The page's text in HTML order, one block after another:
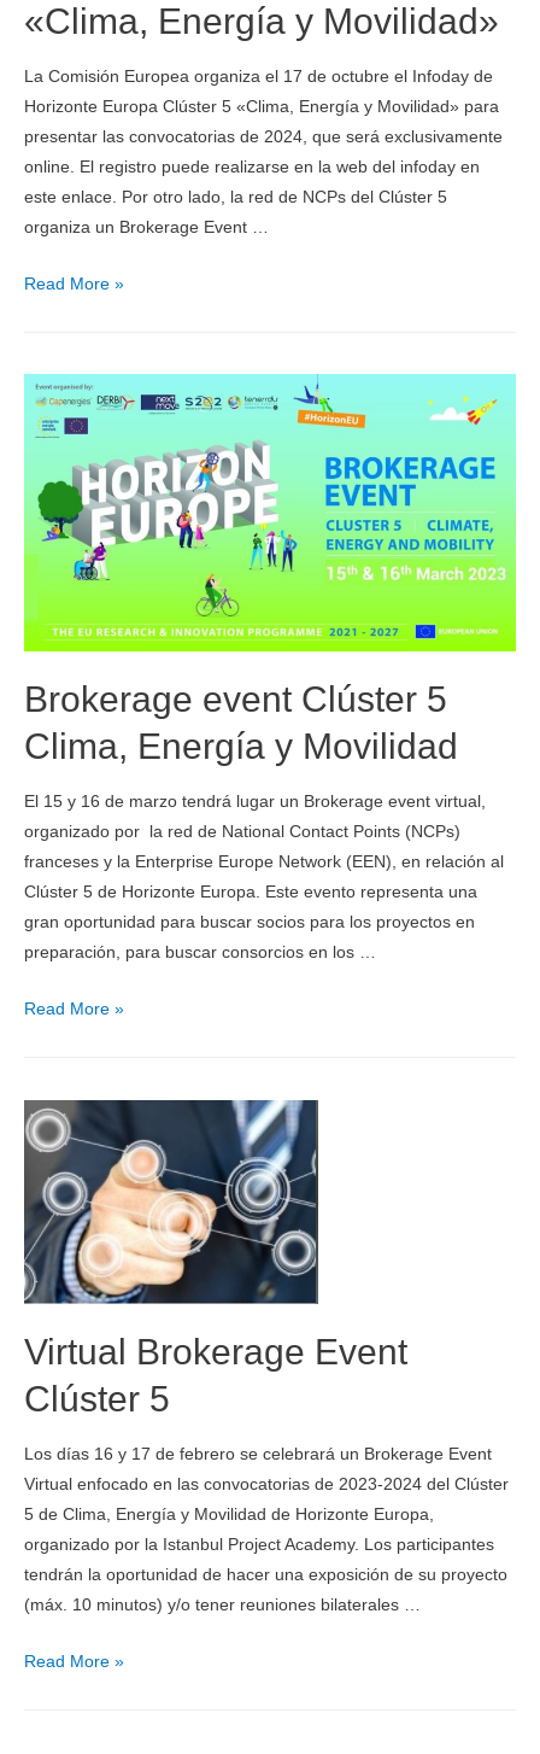
«Clima, Energía y Movilidad»
La Comisión Europea organiza el 17 de octubre el Infoday de
Horizonte Europa Clúster 5 «Clima, Energía y Movilidad» para
presentar las convocatorias de 2024, que será exclusivamente
online. El registro puede realizarse en la web del infoday en
este enlace. Por otro lado, la red de NCPs del Clúster 5
organiza un Brokerage Event …
Read More »
Brokerage event Clúster 5
Clima, Energía y Movilidad
El 15 y 16 de marzo tendrá lugar un Brokerage event virtual,
organizado por la red de National Contact Points (NCPs)
franceses y la Enterprise Europe Network (EEN), en relación al
Clúster 5 de Horizonte Europa. Este evento representa una
gran oportunidad para buscar socios para los proyectos en
preparación, para buscar consorcios en los …
Read More »
Virtual Brokerage Event
Clúster 5
Los días 16 y 17 de febrero se celebrará un Brokerage Event
Virtual enfocado en las convocatorias de 2023-2024 del Clúster
5 de Clima, Energía y Movilidad de Horizonte Europa,
organizado por la Istanbul Project Academy. Los participantes
tendrán la oportunidad de hacer una exposición de su proyecto
(máx. 10 minutos) y/o tener reuniones bilaterales …
Read More »